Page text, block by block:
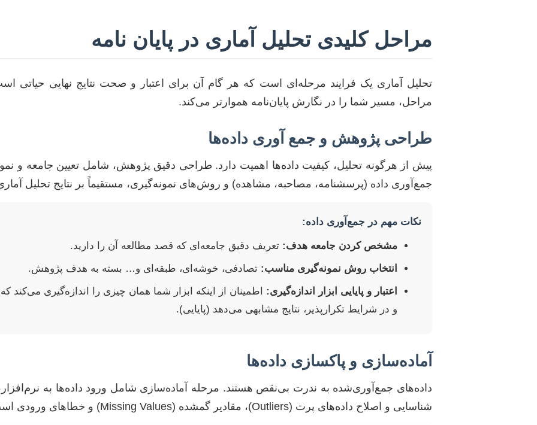
مراحل کلیدی تحلیل آماری در پایان نامه
تحلیل آماری یک فرایند مرحله‌ای است که هر گام آن برای اعتبار و صحت نتایج نهایی حیاتی
مراحل، مسیر شما را در نگارش پایان‌نامه هموارتر می‌کند.
طراحی پژوهش و جمع آوری داده‌ها
پیش از هرگونه تحلیل، کیفیت داده‌ها اهمیت دارد. طراحی دقیق پژوهش، شامل تعیین جامعه و
جمع‌آوری داده (پرسشنامه، مصاحبه، مشاهده) و روش‌های نمونه‌گیری، مستقیماً بر نتایج تحلیل
نکات مهم در جمع‌آوری داده:
مشخص کردن جامعه هدف: تعریف دقیق جامعه‌ای که قصد مطالعه آن را دارید.
انتخاب روش نمونه‌گیری مناسب: تصادفی، خوشه‌ای، طبقه‌ای و… بسته به هدف پژوهش.
اعتبار و پایایی ابزار اندازه‌گیری: اطمینان از اینکه ابزار شما همان چیزی را اندازه‌گیری می‌کند که
و در شرایط تکرارپذیر، نتایج مشابهی می‌دهد (پایایی).
آماده‌سازی و پاکسازی داده‌ها
داده‌های جمع‌آوری‌شده به ندرت بی‌نقص هستند. مرحله آماده‌سازی شامل ورود داده‌ها به نرم‌افزار،
شناسایی و اصلاح داده‌های پرت (Outliers)، مقادیر گمشده (Missing Values) و خطاهای ورودی است.